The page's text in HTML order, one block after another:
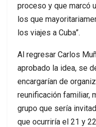
proceso y que marcó
los que
los viajes a Cuba”.
Al regresar Carlos
aprobado la idea, se
encargarían de
reunificación familiar,
grupo que sería
que ocurriría el 21 y